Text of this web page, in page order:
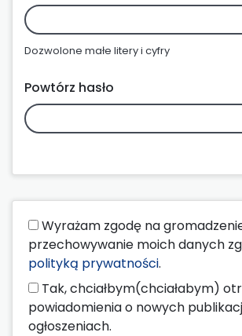
Dozwolone małe litery i cyfry
Powtórz hasło
przechowywanie moich danych
polityką prywatności.
powiadomienia o nowych
ogłoszeniach.